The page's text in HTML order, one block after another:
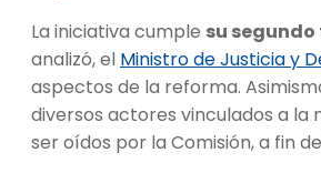
La iniciativa cumple su
analizó, el Ministro de Justicia y
aspectos de la reforma.
diversos actores vinculados a la
ser oídos por la Comisión, a fin